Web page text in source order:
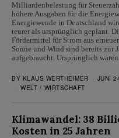
Milliardenbelastung für
höhere Ausgaben für die
Energiewende in Deutschland
teurer als ursprünglich geplant.
Fördermittel für Strom aus
Sonne und Wind sind bereits zur
aufgebraucht. Ursprünglich
BY KLAUS WERTHEIMER
JUNI
WELT / WIRTSCHAFT
Klimawandel: 38
Kosten in 25 Jahren